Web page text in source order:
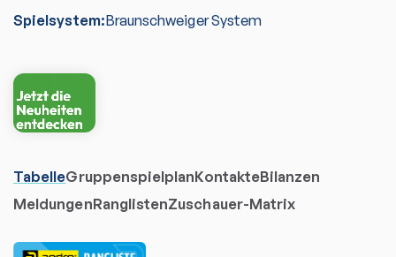
Spielsystem:Braunschweiger System
TabelleGruppenspielplanKontakteBilanzen
MeldungenRanglistenZuschauer-Matrix